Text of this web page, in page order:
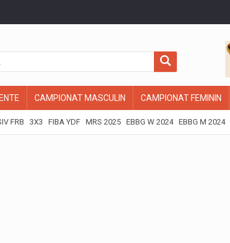
CAMPIONAT MASCULIN CAMPIONAT FEMININ
FRB 3X3 FIBA YDF MRS 2025 EBBG W 2024 EBBG M 2024